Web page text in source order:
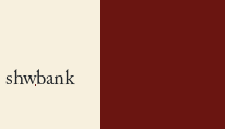
shwbank